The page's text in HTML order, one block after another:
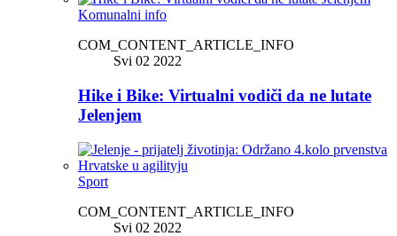
Komunalni info
COM_CONTENT_ARTICLE_INFO
Svi 02 2022
Hike i Bike: Virtualni vodiči da ne lutate
Jelenjem
Sport
COM_CONTENT_ARTICLE_INFO
Svi 02 2022